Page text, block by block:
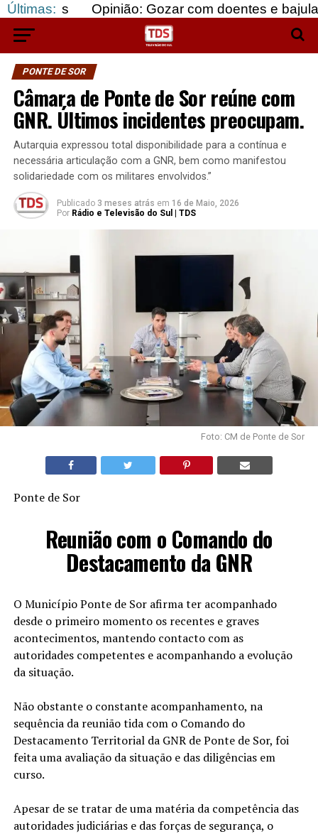
Últimas:
Opinião: Gozar com doentes e bajular os
PONTE DE SOR
Câmara de Ponte de Sor reúne com
GNR. Últimos incidentes preocupam.
Autarquia expressou total disponibilidade para a contínua e
necessária articulação com a GNR, bem como manifestou
solidariedade com os militares envolvidos.”
Publicado 3 meses atrás em 16 de Maio, 2026
Por Rádio e Televisão do Sul | TDS
Foto: CM de Ponte de Sor
Ponte de Sor
Reunião com o Comando do
Destacamento da GNR
O Município Ponte de Sorafirma ter acompanhado
desde o primeiro momento os recentes e graves
acontecimentos, mantendo contacto com as
autoridades competentes e acompanhando a evolução
da situação.
Não obstante o constante acompanhamento, na
sequência da reunião tida com o Comando do
Destacamento Territorial da GNR de Ponte de Sor, foi
feita uma avaliação da situação e das diligências em
curso.
Apesar de se tratar de uma matéria da competência das
autoridades judiciárias e das forças de segurança, o